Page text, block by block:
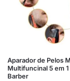
Aparador de Pelos
Multifuncinal 5 em 1
Barber